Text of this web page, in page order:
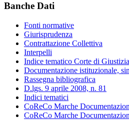
Banche Dati
Fonti normative
Giurisprudenza
Contrattazione Collettiva
Interpelli
Indice tematico Corte di Giustizia
Documentazione istituzionale,
Rassegna bibliografica
D.lgs. 9 aprile 2008, n. 81
Indici tematici
CoReCo Marche
CoReCo Marche